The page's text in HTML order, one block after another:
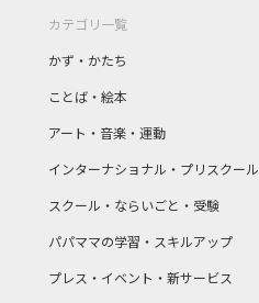
カテゴリ一覧
かず・かたち
ことば・絵本
アート・音楽・運動
インターナショナル・プリスクール
スクール・ならいごと・受験
パパママの学習・スキルアップ
プレス・イベント・新サービス